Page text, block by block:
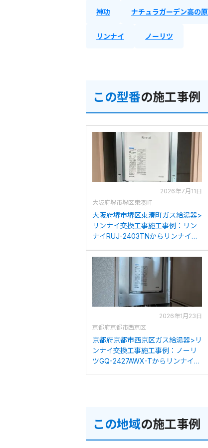
神功 ナチュラガーデン高の原
リンナイ ノーリツ
この型番の施工事例
2026年7月11日
大阪府堺市堺区東湊町
大阪府堺市堺区東湊町ガス給湯器>
リンナイ交換工事施工事例：リン
ナイRUJ-2403TNからリンナイ
2026年1月23日
京都府京都市西京区
京都府京都市西京区ガス給湯器>リ
ンナイ交換工事施工事例：ノーリ
ツGQ-2427AWX-Tからリンナイ
この地域の施工事例